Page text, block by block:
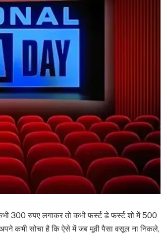
300 रुपए लगाकर तो कभी फर्स्ट डे फर्स्ट शो में 500
कभी सोचा है कि ऐसे में जब मूवी पैसा वसूल ना निकले,